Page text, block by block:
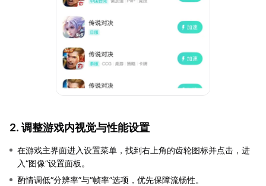
2. 调整游戏内视觉与性能设置
在游戏主界面进入设置菜单，找到右上角的齿轮图标并点击，进
入“图像”设置面板。
酌情调低“分辨率”与“帧率”选项，优先保障流畅性。